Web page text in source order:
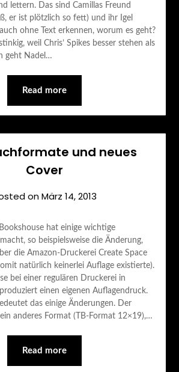
lettern. Das sind Camillas Freund
er ist plötzlich so fett) und ihr Igel
ohne Text erkennen, worum es geht?
weil Chris’ Spikes besser stehen als
geht Nadel…
Read more
und neues
Cover
onMärz 14, 2013
hat einige wichtige
so beispielsweise die Änderung,
die Amazon-Druckerei Create Space
natürlich keinerlei Auflage existierte).
bei einer regulären Druckerei in
einen eigenen Auflagendruck.
das einige Änderungen. Der
anderes Format (TB-Format 12×19),…
Read more